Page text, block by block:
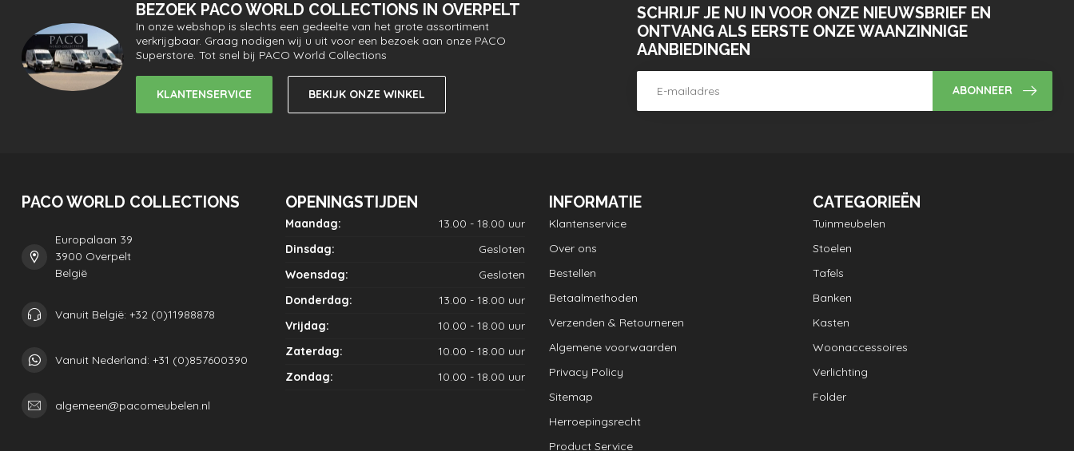
BEZOEK PACO WORLD COLLECTIONS IN OVERPELT
In onze webshop is slechts een gedeelte van het grote assortiment
verkrijgbaar. Graag nodigen wij u uit voor een bezoek aan onze PACO
Superstore. Tot snel bij PACO World Collections
KLANTENSERVICE BEKIJK ONZE WINKEL
SCHRIJF JE NU IN VOOR ONZE NIEUWSBRIEF EN
ONTVANG ALS EERSTE ONZE WAANZINNIGE
AANBIEDINGEN
ABONNEER
PACO WORLD COLLECTIONS
Europalaan 39
3900 Overpelt
België
Vanuit België: +32 (0)11988878
Vanuit Nederland: +31 (0)857600390
algemeen@pacomeubelen.nl
OPENINGSTIJDEN
Maandag:
13.00 - 18.00 uur
Dinsdag:
Gesloten
Woensdag:
Gesloten
Donderdag:
13.00 - 18.00 uur
Vrijdag:
10.00 - 18.00 uur
Zaterdag:
10.00 - 18.00 uur
Zondag:
10.00 - 18.00 uur
INFORMATIE
Klantenservice
Over ons
Bestellen
Betaalmethoden
Verzenden & Retourneren
Algemene voorwaarden
Privacy Policy
Sitemap
Herroepingsrecht
Product Service
CATEGORIEËN
Tuinmeubelen
Stoelen
Tafels
Banken
Kasten
Woonaccessoires
Verlichting
Folder